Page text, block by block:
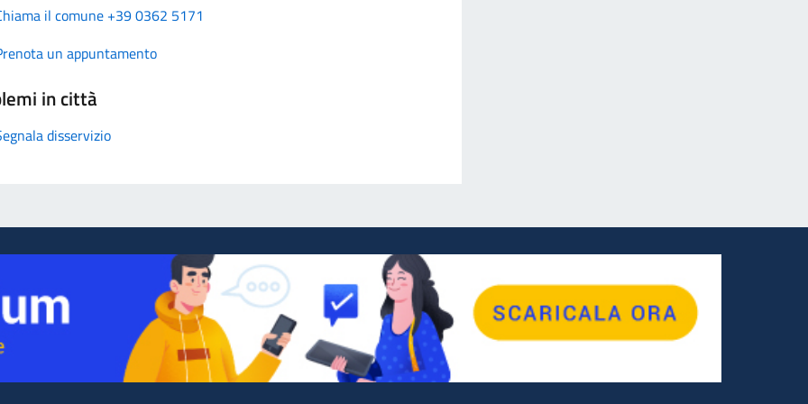
il comune +39 0362 5171
un appuntamento
in città
disservizio